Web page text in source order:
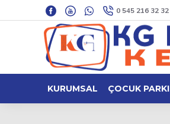
0 545 216 32 32
KURUMSAL ÇOCUK PARKI